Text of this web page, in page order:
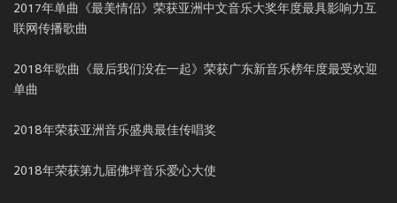
2017年单曲《最美情侣》荣获亚洲中文音乐大奖年度最具影响力互
联网传播歌曲
2018年歌曲《最后我们没在一起》荣获广东新音乐榜年度最受欢迎
单曲
2018年荣获亚洲音乐盛典最佳传唱奖
2018年荣获第九届佛坪音乐爱心大使